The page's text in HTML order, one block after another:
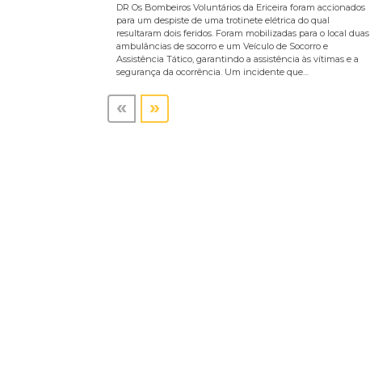
DR Os Bombeiros Voluntários da Ericeira foram accionados
para um despiste de uma trotinete elétrica do qual
resultaram dois feridos. Foram mobilizadas para o local duas
ambulâncias de socorro e um Veículo de Socorro e
Assistência Tático, garantindo a assistência às vítimas e a
segurança da ocorrência. Um incidente que…
« »